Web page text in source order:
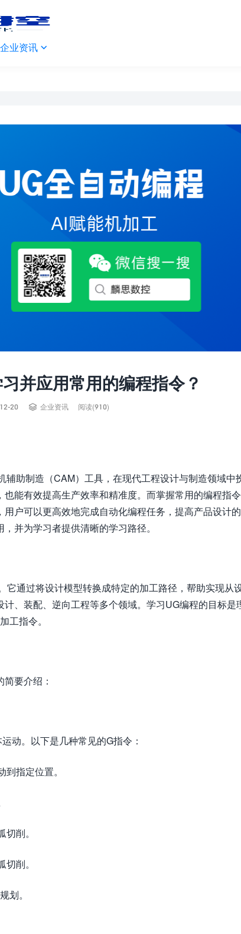
企业资讯 
并应用常用的编程指令？
20  企业资讯 阅读(910)
助制造（CAM）工具，在现代工程设计与制造领域中
能有效提高生产效率和精准度。而掌握常用的编程指
户可以更高效地完成自动化编程任务，提高产品设计
并为学习者提供清晰的学习路径。
通过将设计模型转换成特定的加工路径，帮助实现从
、装配、逆向工程等多个领域。学习UG编程的目标是
工指令。
要介绍：
动。以下是几种常见的G指令：
指定位置。
削。
削。
划。